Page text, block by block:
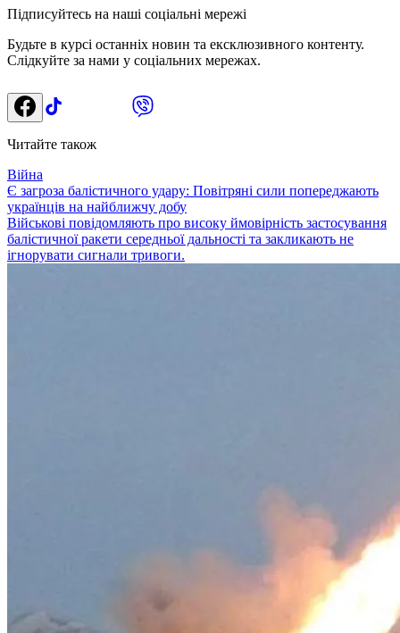
Підписуйтесь на наші соціальні мережі
Будьте в курсі останніх новин та ексклюзивного контенту.
Слідкуйте за нами у соціальних мережах.
Читайте також
Війна
Є загроза балістичного удару: Повітряні сили попереджають
українців на найближчу добу
Військові повідомляють про високу ймовірність застосування
балістичної ракети середньої дальності та закликають не
ігнорувати сигнали тривоги.